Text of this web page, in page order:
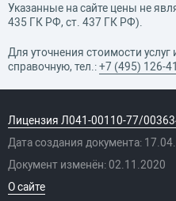
Указанные на сайте цены не
435 ГК РФ, cт. 437 ГК РФ).
Для уточнения стоимости
справочную, тел.:+7 (495) 126-
Лицензия Л041-00110-77/
Дата создания документа:
Документ изменён: 02.11.2020
О сайте